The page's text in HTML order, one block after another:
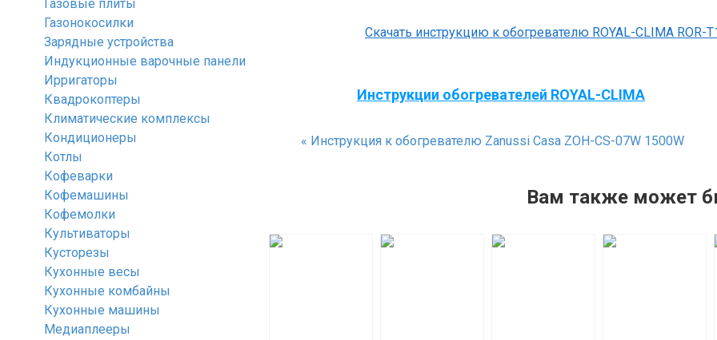
Скачать инструкцию к обогревателю ROYAL-CLIMA ROR-
Инструкции обогревателей ROYAL-CLIMA
« Инструкция к обогревателю Zanussi Casa ZOH-CS-07W 1500W
Вам также может
Газовые плиты
Газонокосилки
Зарядные устройства
Индукционные варочные панели
Ирригаторы
Квадрокоптеры
Климатические комплексы
Кондиционеры
Котлы
Кофеварки
Кофемашины
Кофемолки
Культиваторы
Кусторезы
Кухонные весы
Кухонные комбайны
Кухонные машины
Медиаплееры